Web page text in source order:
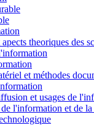
theoriques des
et méthodes
et usages de
l'information et de